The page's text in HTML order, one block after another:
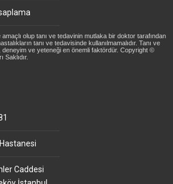
olup tanı ve tedavinin mutlaka bir doktor tarafından
tanı ve tedavisinde kullanılmamalıdır. Tanı ve
ve yeteneği en önemli faktördür. Copyright ©
Saklıdır.
Caddesi